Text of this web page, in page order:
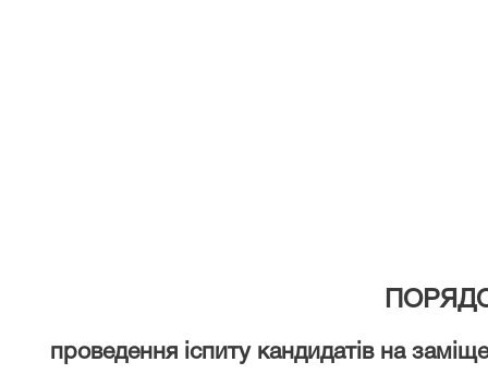
проведення іспиту кандидатів на